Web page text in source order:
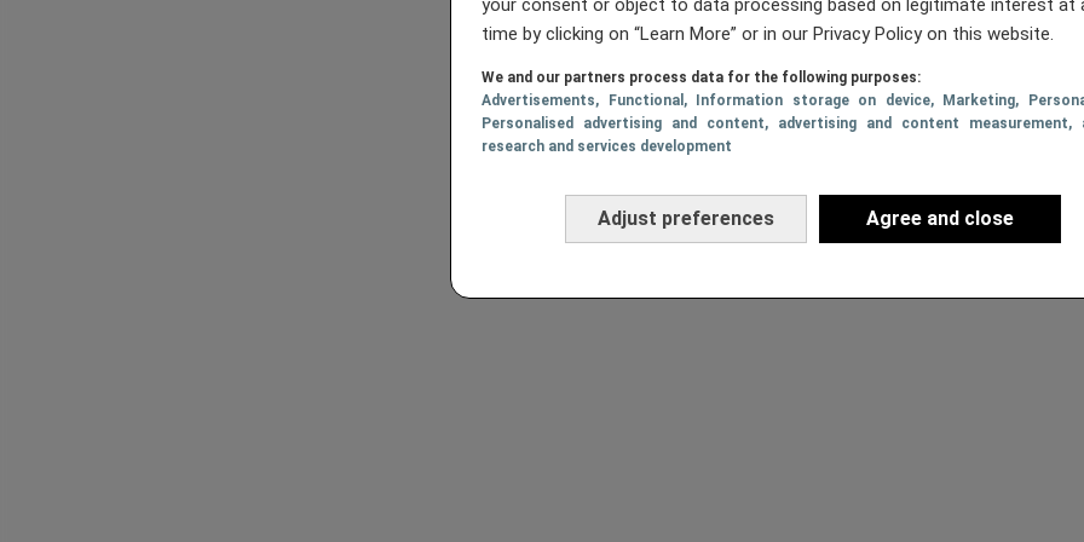
your consent or object to data processing based on legitimate interest at
time by clicking on “Learn More” or in our Privacy Policy on this website.
We and our partners process data for the following purposes:
Advertisements, Functional , Information storage on device, Marketing,
Personalised advertising and content, advertising and content measurement,
research and services development
Adjust preferences Agree and close